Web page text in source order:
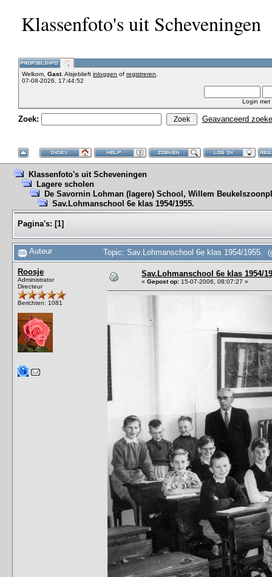
Klassenfoto's uit Scheveningen
Welkom, Gast. Alsjeblieft inloggen of registreren
07-08-2026, 17:44:52
Login met
Zoek: Geavanceerd
Klassenfoto's uit Scheveningen
Lagere scholen
De Savornin Lohman (lagere) School, Willem
Sav.Lohmanschool 6e klas 1954/1955.
Pagina's: [1]
Auteur Topic: Sav.Lohmanschool 6e klas 1954/1955.
Roosje
Administrator
Directeur
Berichten: 1081
Sav.Lohmanschool 6e klas 1954/
« Gepost op: 15-07-2006, 08:07:27 »